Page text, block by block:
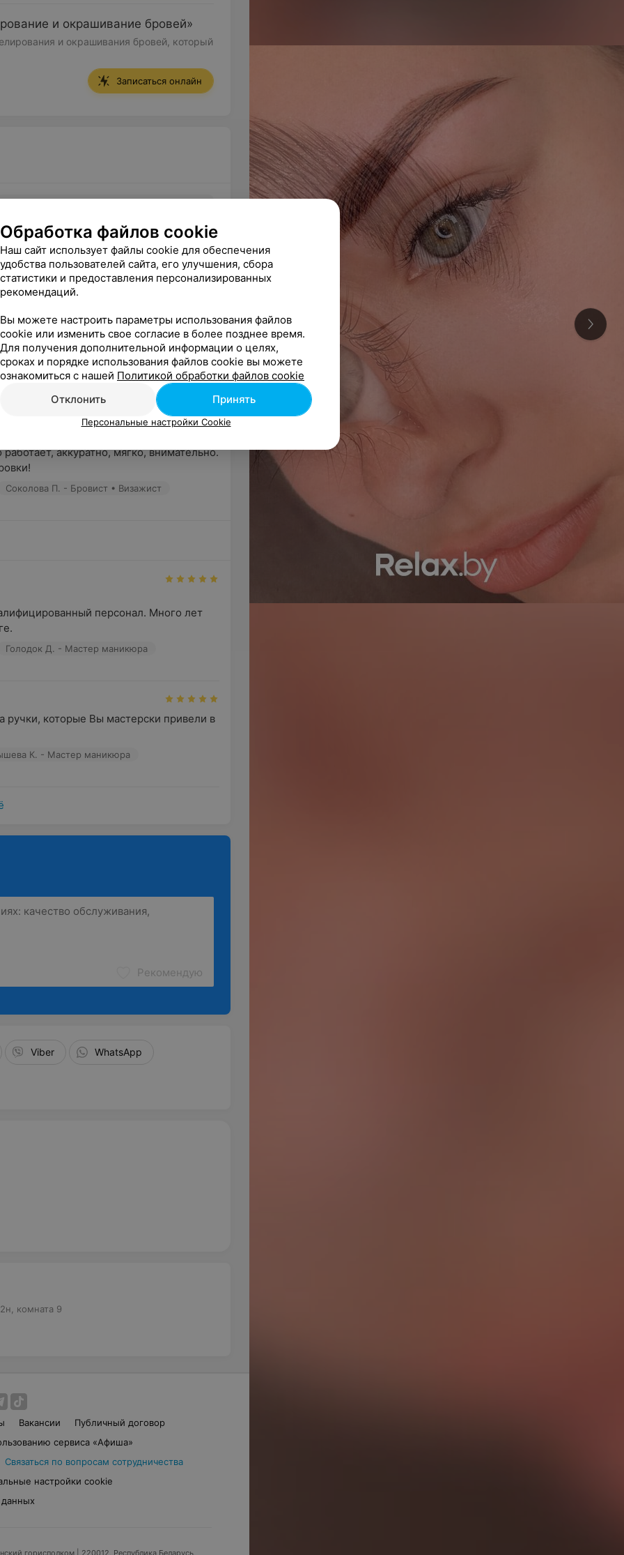
и окрашивание бровей»
и окрашивания бровей, который
Записаться онлайн
5
• Визажист
по телефону
аккуратно, мягко, внимательно.
Соколова П. - Бровист • Визажист
персонал. Много лет
Голодок Д. - Мастер маникюра
ручки, которые Вы мастерски привели в
К. - Мастер маникюра
Рекомендую
Viber WhatsApp
комната 9
Вакансии
Публичный договор
сервиса «Афиша»
Связаться по вопросам сотрудничества
настройки cookie
горисполком| 220012, Республика Беларусь,
Обработка файлов cookie
Наш сайт использует файлы cookie для обеспечения
удобства пользователей сайта, его улучшения, сбора
статистики и предоставления персонализированных
рекомендаций.
Вы можете настроить параметры использования файлов
cookie или изменить свое согласие в более позднее время.
Для получения дополнительной информации о целях,
сроках и порядке использования файлов cookie вы можете
ознакомиться с нашей Политикой обработки файлов cookie
Отклонить
Принять
Персональные настройки Cookie